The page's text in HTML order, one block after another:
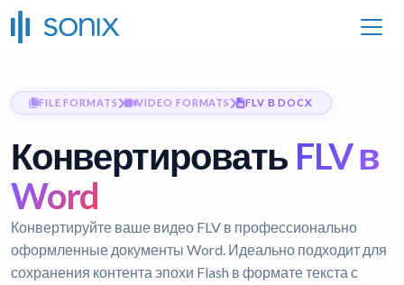
FILE FORMATS VIDEO FORMATS FLV В DOCX
Конвертировать FLV в
Word
Конвертируйте ваше видео FLV в профессионально
оформленные документы Word. Идеально подходит для
сохранения контента эпохи Flash в формате текста с